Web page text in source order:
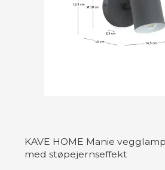
KAVE HOME Manie
med støpejernseffekt